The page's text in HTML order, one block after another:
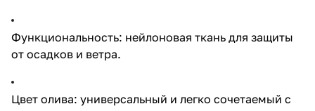
Функциональность: нейлоновая ткань для защиты
от осадков и ветра.
Цвет олива: универсальный и легко сочетаемый с